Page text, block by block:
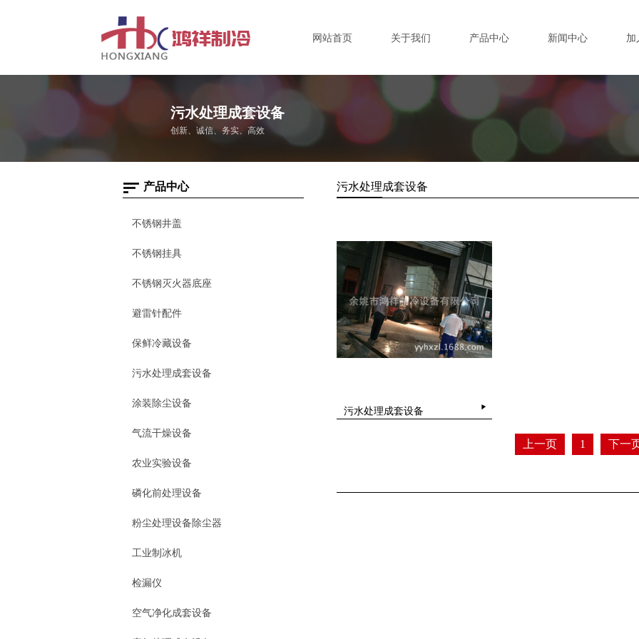
网站首页 关于我们 产品中心 新闻中心 加
污水处理成套设备
创新、诚信、务实、高效
产品中心
不锈钢井盖
不锈钢挂具
不锈钢灭火器底座
避雷针配件
保鲜冷藏设备
污水处理成套设备
涂装除尘设备
气流干燥设备
农业实验设备
磷化前处理设备
粉尘处理设备除尘器
工业制冰机
检漏仪
空气净化成套设备
污水处理成套设备
污水处理成套设备
上一页 1 下一